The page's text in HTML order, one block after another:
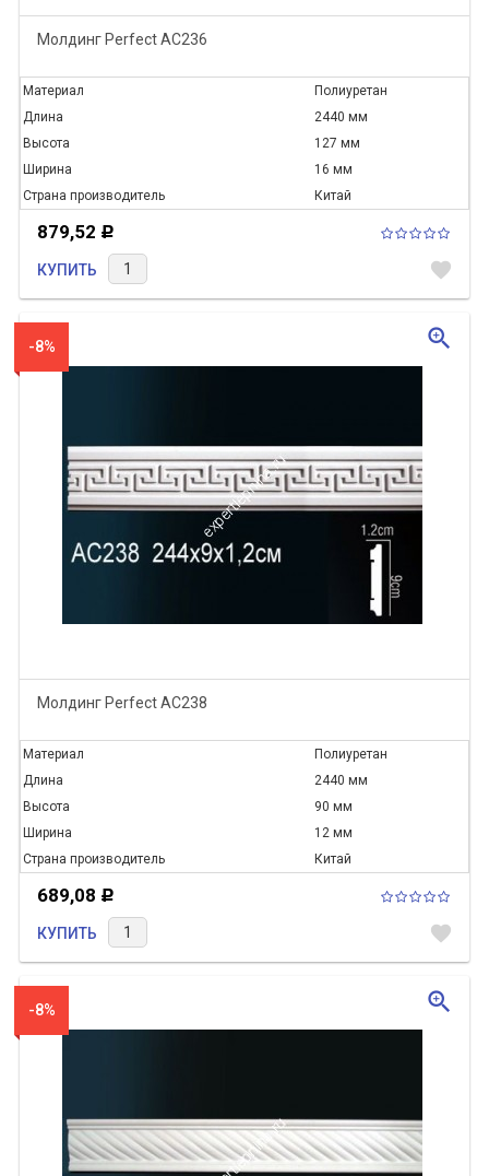
Молдинг Perfect AC236
Материал
Полиуретан
Длина
2440 мм
Высота
127 мм
Ширина
16 мм
Страна производитель
Китай
879,52 Р
КУПИТЬ favorite
-8%
Молдинг Perfect AC238
Материал
Полиуретан
Длина
2440 мм
Высота
90 мм
Ширина
12 мм
Страна производитель
Китай
689,08 Р
КУПИТЬ favorite
zoom_in
-8% zoom_in